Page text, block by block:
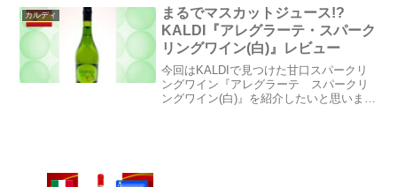
産地(地方・地域など)：イタリア／ピエモ
ンテ...
カルディ
まるでマスカットジュース!?
KALDI『アレグラーテ・スパーク
リングワイン(白)』レビュー
今回はKALDIで見つけた甘口スパークリ
ングワイン『アレグラーテ スパークリ
ングワイン(白)』を紹介したいと思いま